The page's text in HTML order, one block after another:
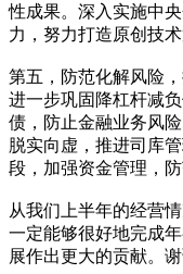
性成果。深入实施中
力，努力打造原创技
第五，防范化解风险
进一步巩固降杠杆减
债，防止金融业务风
脱实向虚，推进司库
段，加强资金管理，防
从我们上半年的经营
一定能够很好地完成
展作出更大的贡献。谢